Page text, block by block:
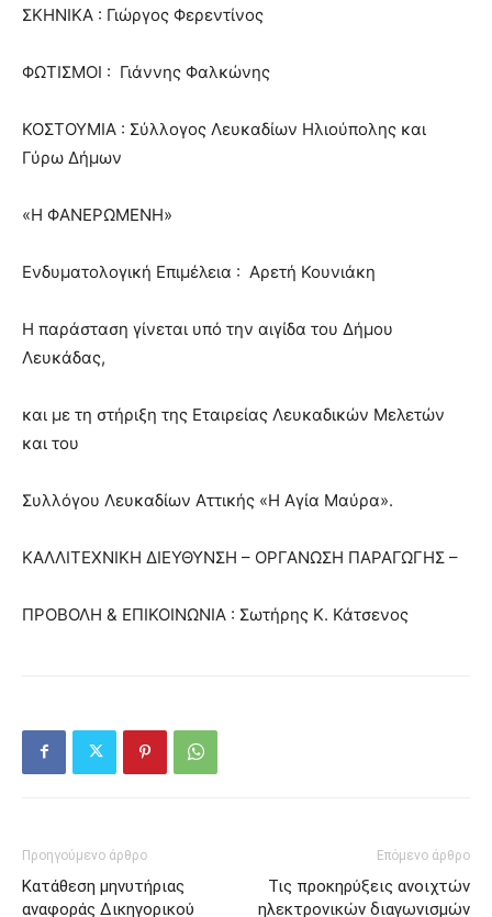
ΣΚΗΝΙΚΑ : Γιώργος Φερεντίνος
ΦΩΤΙΣΜΟΙ : Γιάννης Φαλκώνης
ΚΟΣΤΟΥΜΙΑ : Σύλλογος Λευκαδίων Ηλιούπολης και
Γύρω Δήμων
«Η ΦΑΝΕΡΩΜΕΝΗ»
Ενδυματολογική Επιμέλεια : Αρετή Κουνιάκη
Η παράσταση γίνεται υπό την αιγίδα του Δήμου
Λευκάδας,
και με τη στήριξη της Εταιρείας Λευκαδικών Μελετών
και του
Συλλόγου Λευκαδίων Αττικής «Η Αγία Μαύρα».
ΚΑΛΛΙΤΕΧΝΙΚΗ ΔΙΕΥΘΥΝΣΗ – ΟΡΓΑΝΩΣΗ ΠΑΡΑΓΩΓΗΣ –
ΠΡΟΒΟΛΗ & ΕΠΙΚΟΙΝΩΝΙΑ : Σωτήρης Κ. Κάτσενος
Προηγούμενο άρθρο
Κατάθεση μηνυτήριας
αναφοράς Δικηγορικού
Επόμενο άρθρο
Τις προκηρύξεις ανοιχτών
ηλεκτρονικών διαγωνισμών